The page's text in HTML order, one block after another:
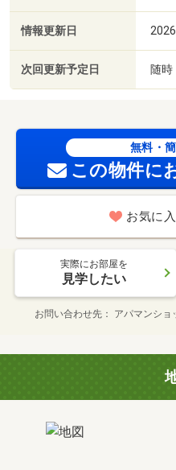
情報更新日
次回更新予定日 随時
無料・
この物件に
お気に
実際にお部屋を
見学したい
お問い合わせ先 アパマンショ